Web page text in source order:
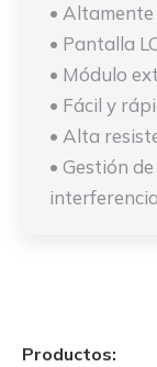
•
• Pantalla
• Módulo
• Fácil y
• Alta
• Gestión
Productos: